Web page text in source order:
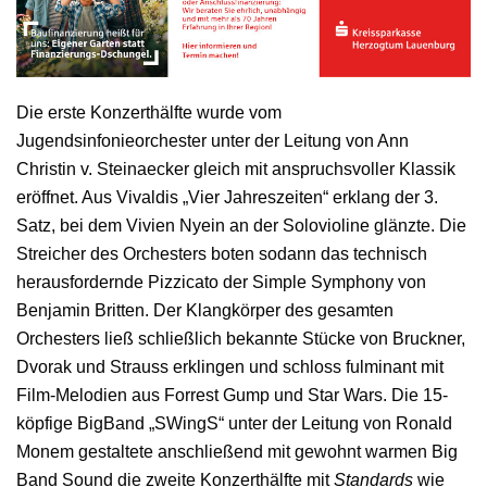
Die erste Konzerthälfte wurde vom
Jugendsinfonieorchester unter der Leitung von Ann
Christin v. Steinaecker gleich mit anspruchsvoller Klassik
eröffnet. Aus Vivaldis „Vier Jahreszeiten“ erklang der 3.
Satz, bei dem Vivien Nyein an der Solovioline glänzte. Die
Streicher des Orchesters boten sodann das technisch
herausfordernde Pizzicato der Simple Symphony von
Benjamin Britten. Der Klangkörper des gesamten
Orchesters ließ schließlich bekannte Stücke von Bruckner,
Dvorak und Strauss erklingen und schloss fulminant mit
Film-Melodien aus Forrest Gump und Star Wars. Die 15-
köpfige BigBand „SWingS“ unter der Leitung von Ronald
Monem gestaltete anschließend mit gewohnt warmen Big
Band Sound die zweite Konzerthälfte mitStandards wie